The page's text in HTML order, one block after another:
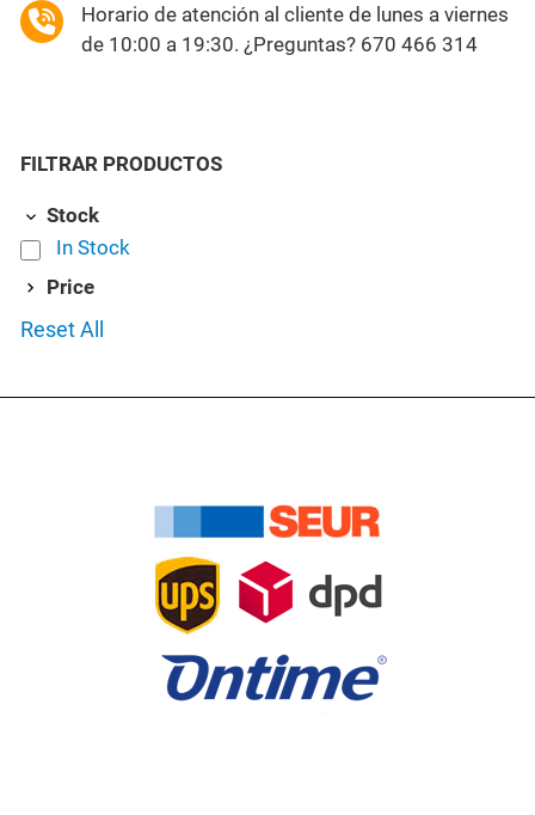
Horario de atención al cliente de lunes a viernes
de 10:00 a 19:30. ¿Preguntas? 670 466 314
FILTRAR PRODUCTOS
Stock
In Stock
Price
Reset All